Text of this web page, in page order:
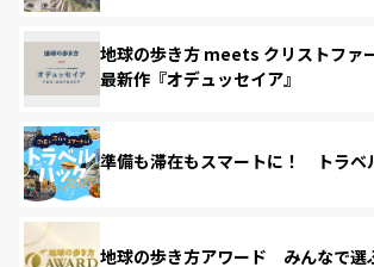
地球の歩き方 meets クリストファ
最新作『オデュッセイア』
準備も滞在もスマートに！ トラベ
地球の歩き方アワード みんなで選